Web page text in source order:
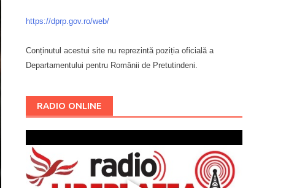
https://dprp.gov.ro/web/
Conținutul acestui site nu reprezintă poziția oficială a
Departamentului pentru Românii de Pretutindeni.
RADIO ONLINE